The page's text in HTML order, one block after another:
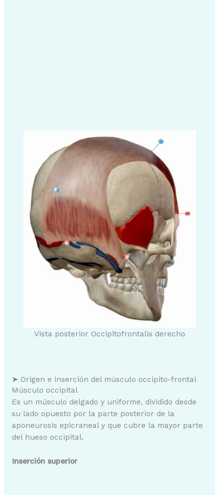
Vista posterior Occipitofrontalis derecho
➤ Origen e inserción del músculo occipito-frontal
Músculo occipital
Es un músculo delgado y uniforme, dividido desde
su lado opuesto por la parte posterior de la
aponeurosis epicraneal y que cubre la mayor parte
del hueso occipital.
Inserción superior